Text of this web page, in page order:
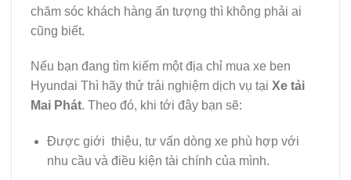
chăm sóc khách hàng ấn tượng thì không phải ai
cũng biết.
Nếu bạn đang tìm kiếm một địa chỉ mua xe ben
Hyundai Thì hãy thử trải nghiệm dịch vụ tại Xe tải
Mai Phát. Theo đó, khi tới đây bạn sẽ:
Được giới thiệu, tư vấn dòng xe phù hợp với
nhu cầu và điều kiện tài chính của mình.